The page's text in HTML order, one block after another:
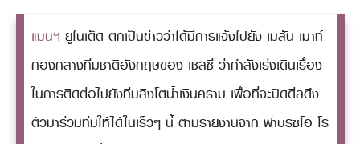
แมนฯ ยูไนเต็ด ตกเป็นข่าวว่าได้มีการแจ้งไปยัง เมสัน เมาท์
กองกลางทีมชาติอังกฤษของ เชลซี ว่ากำลังเร่งเดินเรื่อง
ในการติดต่อไปยังทีมสิงโตน้ำเงินคราม เพื่อที่จะปิดดีลดึง
ตัวมาร่วมทีมให้ได้ในเร็วๆ นี้ ตามรายงานจาก ฟาบริซิโอ โร